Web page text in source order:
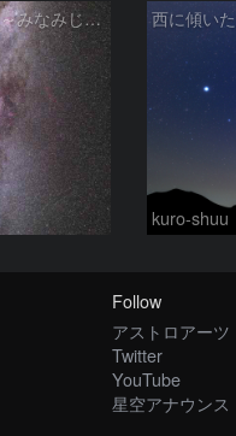
沈むおおいぬ座～みなみじゅうじ座の天の川
kuro-shuu
Follow
アストロアーツ
Twitter
YouTube
星空アナウンス